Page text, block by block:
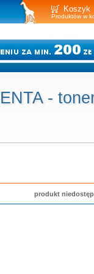
Koszyk
Produktów w
-
produkt